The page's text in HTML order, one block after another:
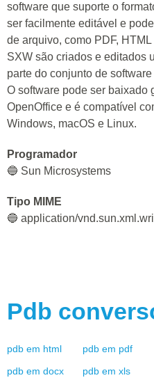
software que suporte o
ser facilmente editável e
de arquivo, como PDF,
SXW são criados e editados
parte do conjunto de
O software pode ser baixado
OpenOffice e é compatível
Windows, macOS e Linux.
Programador
🔵 Sun Microsystems
Tipo MIME
🔵 application/
Pdb
pdb em html pdb em pdf
pdb em docx pdb em xls